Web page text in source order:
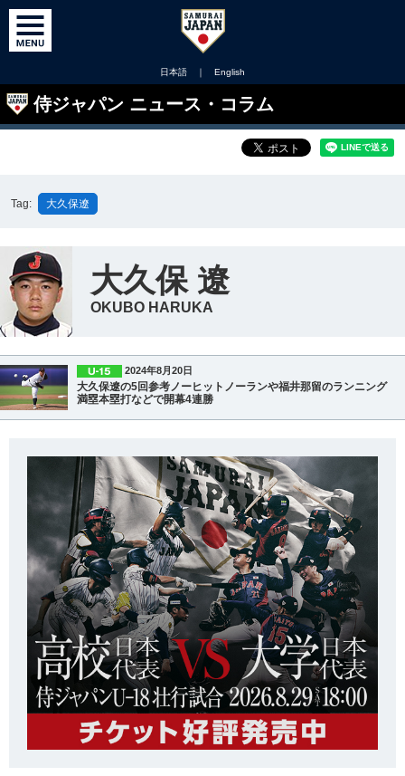
日本語 ｜ English
侍ジャパン ニュース・コラム
Tag: 大久保遼
大久保 遼
OKUBO HARUKA
2024年8月20日
大久保遼の5回参考ノーヒットノーランや福井那留のランニング
満塁本塁打などで開幕4連勝